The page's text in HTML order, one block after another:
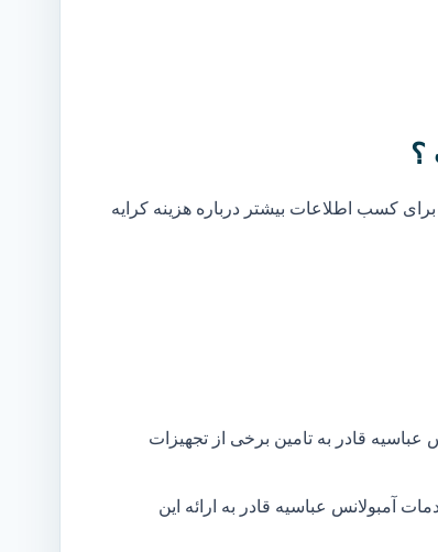
؟
کسب اطلاعات بیشتر درباره هزینه کرایه
قادر به تامین برخی از تجهیزات
آمبولانس عباسیه قادر به ارائه این